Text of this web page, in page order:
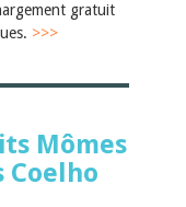
gratuit
>>>
Mômes
Coelho